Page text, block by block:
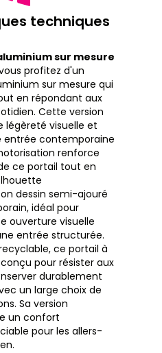
techniques
sur mesure
profitez d'un
sur mesure qui
en répondant aux
Cette version
légèreté visuelle et
entrée contemporaine
renforce
ce portail tout en
dessin semi-ajouré
idéal pour
ouverture visuelle
entrée structurée.
ce portail à
pour résister aux
durablement
un large choix de
Sa version
un confort
pour les allers-